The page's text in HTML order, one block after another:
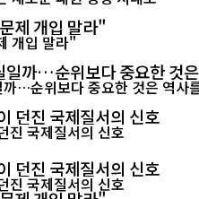
제 개입 말라"
까…순위보다 중요한 것
던진 국제질서의 신호
던진 국제질서의 신호